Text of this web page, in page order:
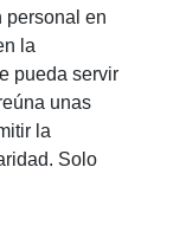
personal en
la
pueda servir
unas
la
Solo